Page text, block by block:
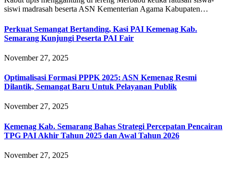
siswi madrasah beserta ASN Kementerian Agama Kabupaten…
Perkuat Semangat Bertanding, Kasi PAI Kemenag Kab.
Semarang Kunjungi Peserta PAI Fair
November 27, 2025
Optimalisasi Formasi PPPK 2025: ASN Kemenag Resmi
Dilantik, Semangat Baru Untuk Pelayanan Publik
November 27, 2025
Kemenag Kab. Semarang Bahas Strategi Percepatan Pencairan
TPG PAI Akhir Tahun 2025 dan Awal Tahun 2026
November 27, 2025